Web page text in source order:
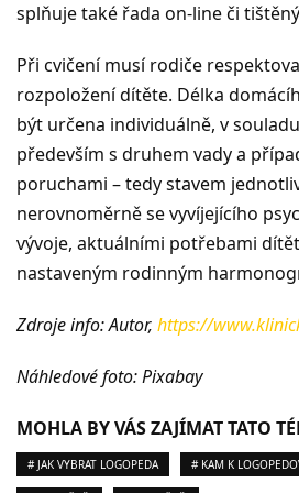
splňuje také řada on-line či
Při cvičení musí rodiče
rozpoložení dítěte. Délka
být určena individuálně, v
především s druhem vady a
poruchami – tedy stavem
nerovnoměrně se vyvíjejícího
vývoje, aktuálními potřebami
nastaveným rodinným
Zdroje info: Autor, https://
Náhledové foto: Pixabay
MOHLA BY VÁS ZAJÍMAT TATO
# JAK VYBRAT LOGOPEDA # KAM K